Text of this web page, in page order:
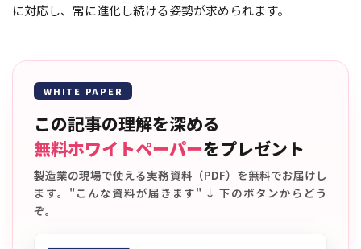
に対応し、常に進化し続ける姿勢が求められます。
WHITE PAPER
この記事の理解を深める
無料ホワイトペーパーをプレゼント
製造業の現場で使える実務資料（PDF）を無料でお届けし
ます。"こんな資料が届きます" ↓ 下のボタンからどう
ぞ。